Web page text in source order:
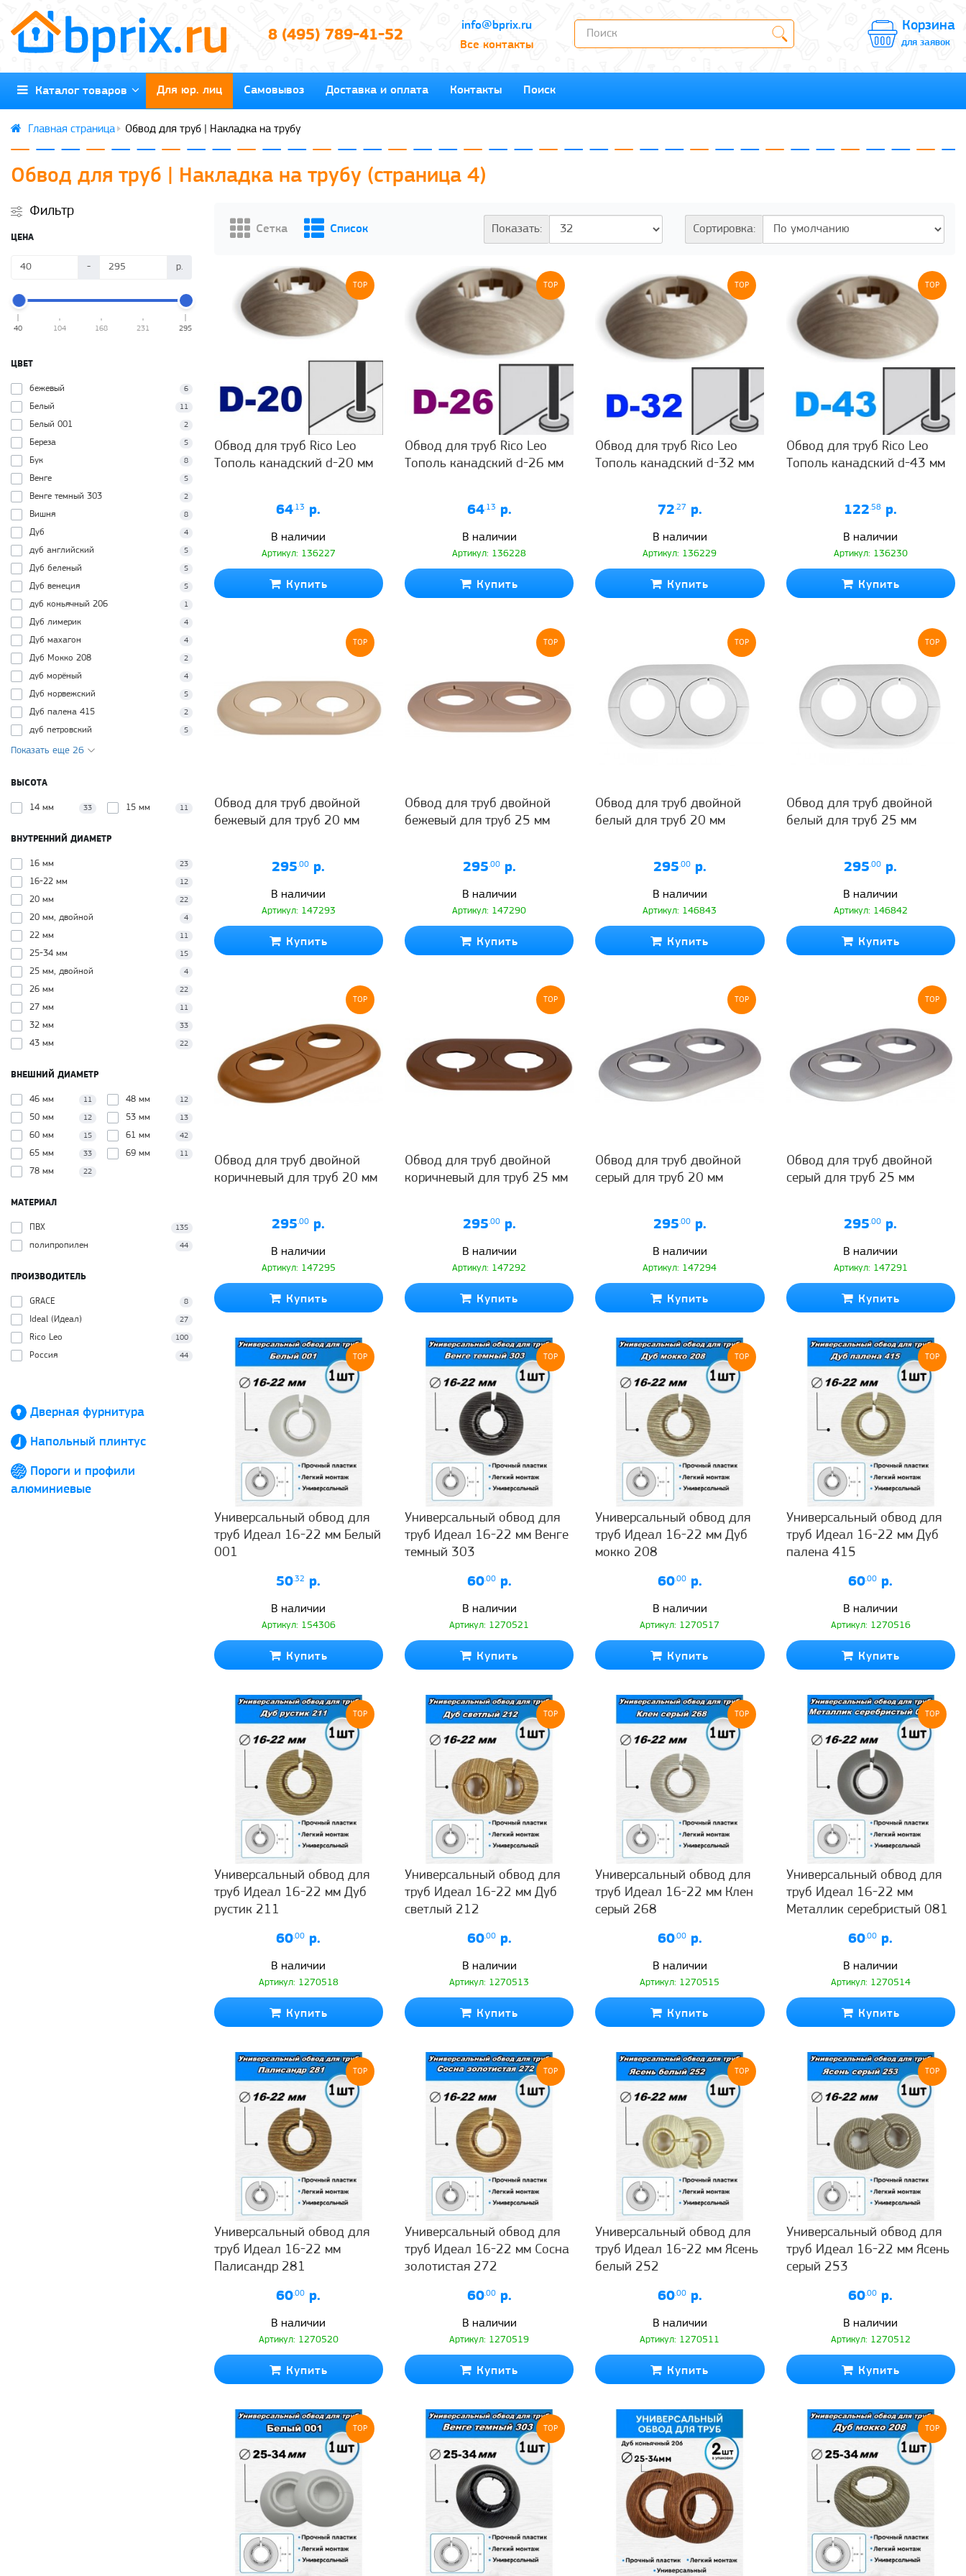
8 (495) 789-41-52
info@bprix.ru
Все контакты
Корзина
для заявок
Каталог товаров Для юр. лиц Самовывоз Доставка и оплата Контакты Поиск
Обвод для труб | Накладка на трубу
Обвод для труб | Накладка на трубу (страница 4)
Фильтр
ЦЕНА
- р.
40 104 168 231 295
ЦВЕТ
бежевый 6
Белый 11
Белый 001 2
Береза 5
Бук 8
Венге 5
Венге темный 303 2
Вишня 8
Дуб 4
дуб английский 5
Дуб беленый 5
Дуб венеция 5
дуб коньячный 206 1
Дуб лимерик 4
Дуб махагон 4
Дуб Мокко 208 2
дуб морёный 4
Дуб норвежский 5
Дуб палена 415 2
дуб петровский 5
Показать еще 26
ВЫСОТА
14 мм 33 15 мм 11
ВНУТРЕННИЙ ДИАМЕТР
16 мм 23
16-22 мм 12
20 мм 22
20 мм, двойной 4
22 мм 11
25-34 мм 15
25 мм, двойной 4
26 мм 22
27 мм 11
32 мм 33
43 мм 22
ВНЕШНИЙ ДИАМЕТР
46 мм 11 48 мм 12
50 мм 12 53 мм 13
60 мм 15 61 мм 42
65 мм 33 69 мм 11
78 мм 22
МАТЕРИАЛ
ПВХ 135
полипропилен 44
ПРОИЗВОДИТЕЛЬ
GRACE 8
Ideal (Идеал) 27
Rico Leo 100
Россия 44
Дверная фурнитура
Напольный плинтус
Пороги и профили
алюминиевые
Сортировка:
Показать:
TOP
Обвод для труб Rico Leo
Тополь канадский d-20 мм
64.13 р.
В наличии
Артикул: 136227
Купить
TOP
Обвод для труб Rico Leo
Тополь канадский d-26 мм
64.13 р.
В наличии
Артикул: 136228
Купить
TOP
Обвод для труб Rico Leo
Тополь канадский d-32 мм
72.27 р.
В наличии
Артикул: 136229
Купить
TOP
Обвод для труб Rico Leo
Тополь канадский d-43 мм
122.58 р.
В наличии
Артикул: 136230
Купить
TOP
Обвод для труб двойной
бежевый для труб 20 мм
295.00 р.
В наличии
Артикул: 147293
Купить
TOP
Обвод для труб двойной
бежевый для труб 25 мм
295.00р.
В наличии
Артикул: 147290
Купить
TOP
Обвод для труб двойной
белый для труб 20 мм
295.00р.
В наличии
Артикул: 146843
Купить
TOP
Обвод для труб двойной
белый для труб 25 мм
295.00 р.
В наличии
Артикул: 146842
Купить
TOP
Обвод для труб двойной
коричневый для труб 20 мм
295.00 р.
В наличии
Артикул: 147295
Купить
TOP
Обвод для труб двойной
коричневый для труб 25 мм
295.00р.
В наличии
Артикул: 147292
Купить
TOP
Обвод для труб двойной
серый для труб 20 мм
295.00р.
В наличии
Артикул: 147294
Купить
TOP
Обвод для труб двойной
серый для труб 25 мм
295.00 р.
В наличии
Артикул: 147291
Купить
TOP
Универсальный обвод для
труб Идеал 16-22 мм Белый
001
50.32 р.
В наличии
Артикул: 154306
Купить
TOP
Универсальный обвод для
труб Идеал 16-22 мм Венге
темный 303
60.00р.
В наличии
Артикул: 1270521
Купить
TOP
Универсальный обвод для
труб Идеал 16-22 мм Дуб
мокко 208
60.00р.
В наличии
Артикул: 1270517
Купить
TOP
Универсальный обвод для
труб Идеал 16-22 мм Дуб
палена 415
60.00 р.
В наличии
Артикул: 1270516
Купить
TOP
Универсальный обвод для
труб Идеал 16-22 мм Дуб
рустик 211
60.00 р.
В наличии
Артикул: 1270518
Купить
TOP
Универсальный обвод для
труб Идеал 16-22 мм Дуб
светлый 212
60.00р.
В наличии
Артикул: 1270513
Купить
TOP
Универсальный обвод для
труб Идеал 16-22 мм Клен
серый 268
60.00р.
В наличии
Артикул: 1270515
Купить
TOP
Универсальный обвод для
труб Идеал 16-22 мм
Металлик серебристый 081
60.00 р.
В наличии
Артикул: 1270514
Купить
TOP
Универсальный обвод для
труб Идеал 16-22 мм
Палисандр 281
60.00 р.
В наличии
Артикул: 1270520
Купить
TOP
Универсальный обвод для
труб Идеал 16-22 мм Сосна
золотистая 272
60.00р.
В наличии
Артикул: 1270519
Купить
TOP
Универсальный обвод для
труб Идеал 16-22 мм Ясень
белый 252
60.00р.
В наличии
Артикул: 1270511
Купить
TOP
Универсальный обвод для
труб Идеал 16-22 мм Ясень
серый 253
60.00 р.
В наличии
Артикул: 1270512
Купить
TOP TOP TOP